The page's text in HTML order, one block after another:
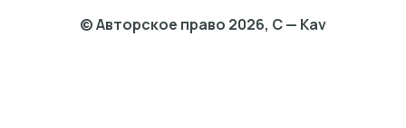
© Авторское право 2026, C — Kav